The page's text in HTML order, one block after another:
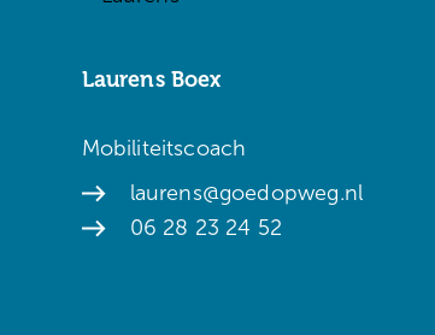
Laurens Boex
Mobiliteitscoach
laurens@goedopweg.nl
06 28 23 24 52